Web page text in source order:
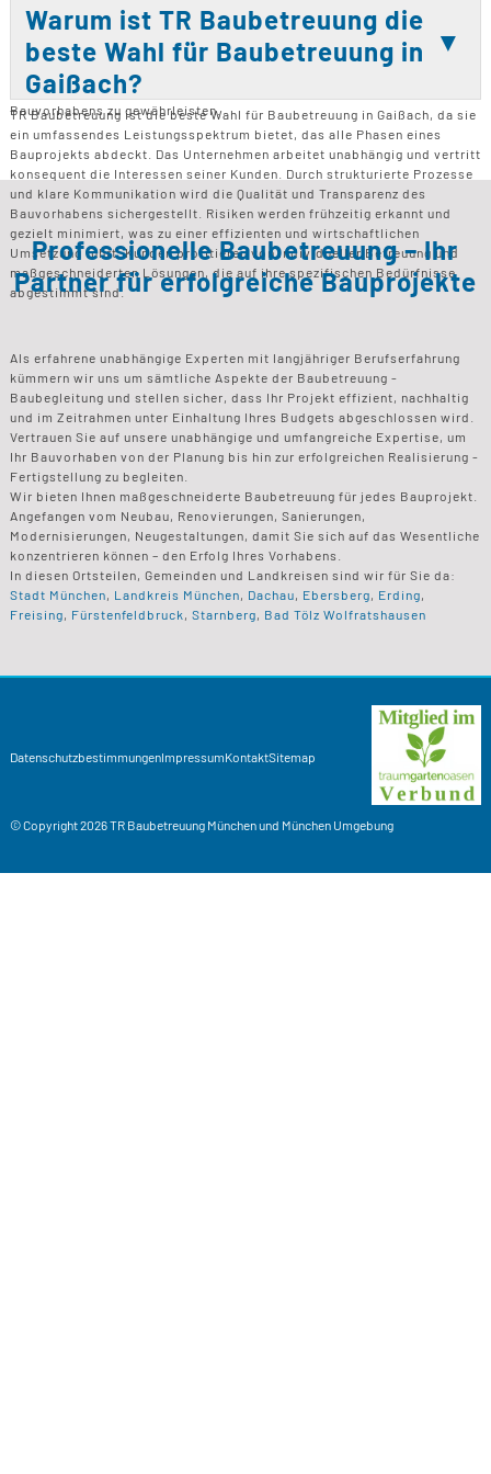
Bauleistungen den festgelegten Qualitätsstandards entsprechen. Durch
die kontinuierliche Überwachung können Abweichungen frühzeitig
erkannt und korrigiert werden. Die Baukontrolle sorgt dafür, dass der
Bauprozess im Zeit- und Kostenrahmen bleibt. Sie ist ein
entscheidender Faktor, um die Sicherheit und Effizienz des
Bauvorhabens zu gewährleisten.
Warum ist TR Baubetreuung die
beste Wahl für Baubetreuung in
Gaißach?
TR Baubetreuung ist die beste Wahl für Baubetreuung in Gaißach, da sie
ein umfassendes Leistungsspektrum bietet, das alle Phasen eines
Bauprojekts abdeckt. Das Unternehmen arbeitet unabhängig und vertritt
konsequent die Interessen seiner Kunden. Durch strukturierte Prozesse
und klare Kommunikation wird die Qualität und Transparenz des
Bauvorhabens sichergestellt. Risiken werden frühzeitig erkannt und
gezielt minimiert, was zu einer effizienten und wirtschaftlichen
Umsetzung führt. Kunden profitieren von individueller Betreuung und
maßgeschneiderten Lösungen, die auf ihre spezifischen Bedürfnisse
abgestimmt sind.
Professionelle Baubetreuung – Ihr
Partner für erfolgreiche Bauprojekte
Als erfahrene unabhängige Experten mit langjähriger Berufserfahrung
kümmern wir uns um sämtliche Aspekte der Baubetreuung -
Baubegleitung und stellen sicher, dass Ihr Projekt effizient, nachhaltig
und im Zeitrahmen unter Einhaltung Ihres Budgets abgeschlossen wird.
Vertrauen Sie auf unsere unabhängige und umfangreiche Expertise, um
Ihr Bauvorhaben von der Planung bis hin zur erfolgreichen Realisierung -
Fertigstellung zu begleiten.
Wir bieten Ihnen maßgeschneiderte Baubetreuung für jedes Bauprojekt.
Angefangen vom Neubau, Renovierungen, Sanierungen,
Modernisierungen, Neugestaltungen, damit Sie sich auf das Wesentliche
konzentrieren können – den Erfolg Ihres Vorhabens.
In diesen Ortsteilen, Gemeinden und Landkreisen sind wir für Sie da:
Stadt München, Landkreis München, Dachau, Ebersberg, Erding,
Freising, Fürstenfeldbruck, Starnberg, Bad Tölz Wolfratshausen
DatenschutzbestimmungenImpressumKontaktSitemap
© Copyright 2026TR BaubetreuungMünchen und München Umgebung